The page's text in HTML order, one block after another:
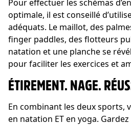
Pour effectuer les schémas
optimale, il est conseillé
adéquats. Le maillot, des
finger paddles, des flotteurs
natation et une planche se
pour faciliter les exercices et
ÉTIREMENT. NAGE.
En combinant les deux sports,
en natation ET en yoga.